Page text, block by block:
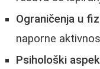
Ograničenja u
naporne
Psihološki